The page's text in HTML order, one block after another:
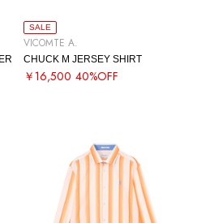
SALE
VICOMTE A.
CHUCK M JERSEY SHIRT
￥16,500 40%OFF